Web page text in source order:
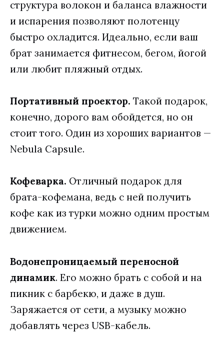
структура волокон и баланса влажности
и испарения позволяют полотенцу
быстро охладится. Идеально, если ваш
брат занимается фитнесом, бегом, йогой
или любит пляжный отдых.
Портативный проектор. Такой подарок,
конечно, дорого вам обойдется, но он
стоит того. Один из хороших вариантов —
Nebula Capsule.
Кофеварка. Отличный подарок для
брата-кофемана, ведь с ней получить
кофе как из турки можно одним простым
движением.
Водонепроницаемый переносной
динамик. Его можно брать с собой и на
пикник с барбекю, и даже в душ.
Заряжается от сети, а музыку можно
добавлять через USB-кабель.